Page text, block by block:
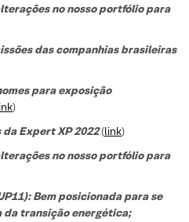
no nosso portfólio para
das companhias brasileiras
para exposição
)
Expert XP 2022(link)
no nosso portfólio para
Bem posicionada para se
transição energética;